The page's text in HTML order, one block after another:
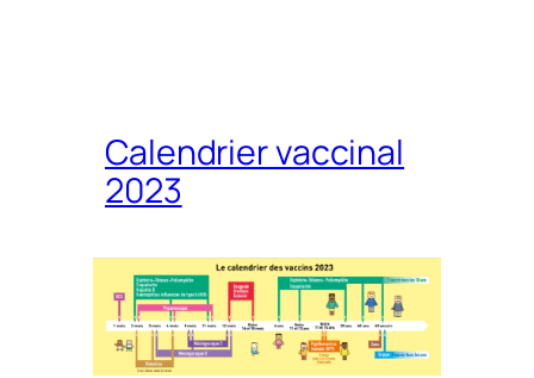
Calendrier vaccinal
2023